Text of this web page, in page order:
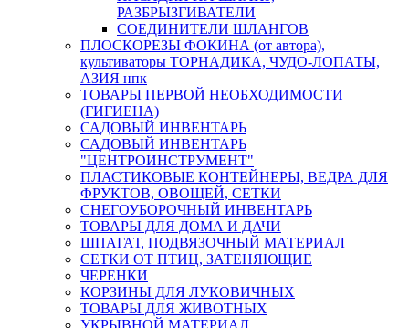
РАЗБРЫЗГИВАТЕЛИ
СОЕДИНИТЕЛИ ШЛАНГОВ
ПЛОСКОРЕЗЫ ФОКИНА (от автора),
культиваторы ТОРНАДИКА, ЧУДО-ЛОПАТЫ,
АЗИЯ нпк
ТОВАРЫ ПЕРВОЙ НЕОБХОДИМОСТИ
(ГИГИЕНА)
САДОВЫЙ ИНВЕНТАРЬ
САДОВЫЙ ИНВЕНТАРЬ
"ЦЕНТРОИНСТРУМЕНТ"
ПЛАСТИКОВЫЕ КОНТЕЙНЕРЫ, ВЕДРА ДЛЯ
ФРУКТОВ, ОВОЩЕЙ, СЕТКИ
СНЕГОУБОРОЧНЫЙ ИНВЕНТАРЬ
ТОВАРЫ ДЛЯ ДОМА И ДАЧИ
ШПАГАТ, ПОДВЯЗОЧНЫЙ МАТЕРИАЛ
СЕТКИ ОТ ПТИЦ, ЗАТЕНЯЮЩИЕ
ЧЕРЕНКИ
КОРЗИНЫ ДЛЯ ЛУКОВИЧНЫХ
ТОВАРЫ ДЛЯ ЖИВОТНЫХ
УКРЫВНОЙ МАТЕРИАЛ